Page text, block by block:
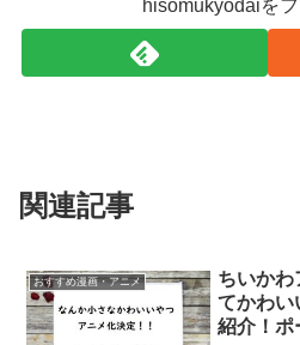
hisomukyodaiを
関連記事
おすすめ漫画・アニメ
ちいかわ
てかわい
紹介！ポ